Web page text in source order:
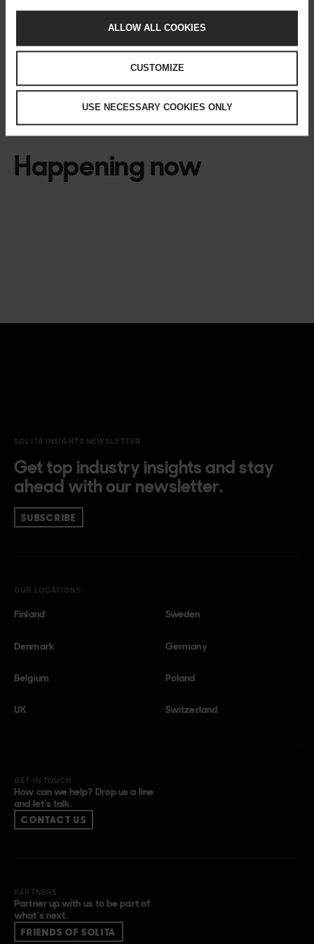
ALLOW ALL COOKIES
CUSTOMIZE
USE NECESSARY COOKIES ONLY
+358 41 451 6808,mikael.ruohonen@solita.fi
Solita Jyrki Nurminen, myynti ja Microsoft-
kumppanuushankkeet,
Happening now
SOLITA INSIGHTS NEWSLETTER
Get top industry insights and stay
ahead with our newsletter.
SUBSCRIBE
OUR LOCATIONS
Finland Sweden
Denmark Germany
Belgium Poland
UK Switzerland
GET IN TOUCH
How can we help? Drop us a line
and let’s talk.
CONTACT US
PARTNERS
Partner up with us to be part of
what’s next.
FRIENDS OF SOLITA